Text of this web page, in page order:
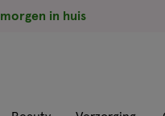
morgen in huis